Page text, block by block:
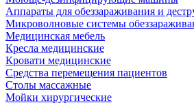
Аппараты для обеззараживания и
Микроволновые системы
Медицинская мебель
Кресла медицинские
Кровати медицинские
Средства перемещения пациентов
Столы массажные
Мойки хирургические